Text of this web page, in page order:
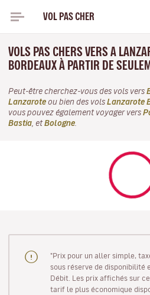
VOL PAS CHER
VOLS PAS CHERS VERS A
BORDEAUX À PARTIR DE
Peut-être cherchez-vous des vols vers
Lanzarote ou bien des vols Lanzarote
vous pouvez également voyager vers
Bastia , etBologne
"Prix pour un aller simple,
sous réserve de disponibilité
Débit. Les prix affichés sur
tarif le plus économique